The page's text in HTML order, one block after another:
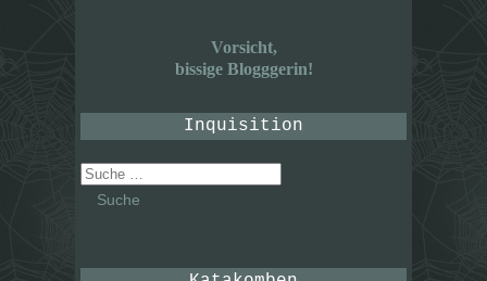
Vorsicht,
bissige Blogggerin!
Inquisition
Suche
nach: